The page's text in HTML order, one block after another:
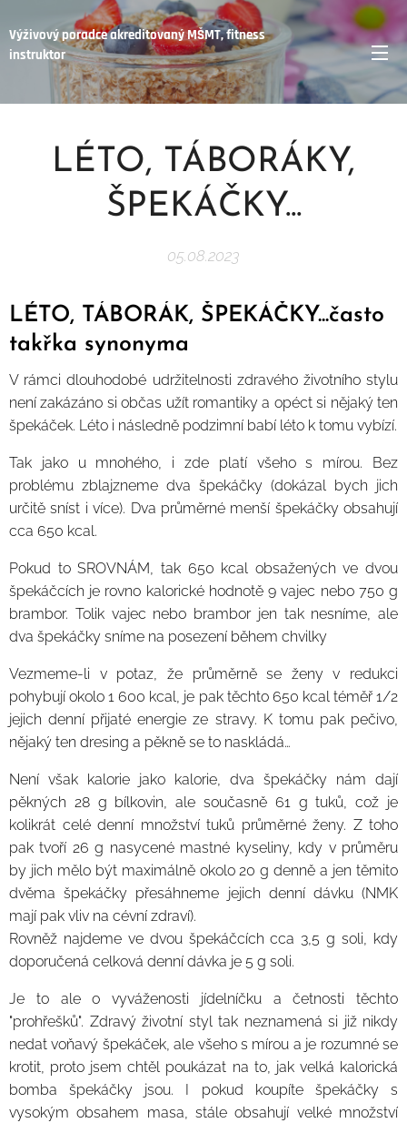
Výživový poradce akreditovaný MŠMT, fitness
instruktor
LÉTO, TÁBORÁKY,
ŠPEKÁČKY...
05.08.2023
LÉTO, TÁBORÁK, ŠPEKÁČKY...často
takřka synonyma 🔥
V rámci dlouhodobé udržitelnosti zdravého životního stylu
není zakázáno si občas užít romantiky a opéct si nějaký ten
špekáček. Léto i následně podzimní babí léto k tomu vybízí.
Tak jako u mnohého, i zde platí všeho s mírou. Bez
problému zblajzneme dva špekáčky (dokázal bych jich
určitě sníst i více). Dva průměrné menší špekáčky obsahují
cca 650 kcal.
Pokud to SROVNÁM, tak 650 kcal obsažených ve dvou
špekáčcích je rovno kalorické hodnotě 9 vajec nebo 750 g
brambor. Tolik vajec nebo brambor jen tak nesníme, ale
dva špekáčky sníme na posezení během chvilky 😉
Vezmeme-li v potaz, že průměrně se ženy v redukci
pohybují okolo 1 600 kcal, je pak těchto 650 kcal téměř 1/2
jejich denní přijaté energie ze stravy. K tomu pak pečivo,
nějaký ten dresing a pěkně se to naskládá…
Není však kalorie jako kalorie, dva špekáčky nám dají
pěkných 28 g bílkovin, ale současně 61 g tuků, což je
kolikrát celé denní množství tuků průměrné ženy. Z toho
pak tvoří 26 g nasycené mastné kyseliny, kdy v průměru
by jich mělo být maximálně okolo 20 g denně a jen těmito
dvěma špekáčky přesáhneme jejich denní dávku (NMK
mají pak vliv na cévní zdraví).
Rovněž najdeme ve dvou špekáčcích cca 3,5 g soli, kdy
doporučená celková denní dávka je 5 g soli.
Je to ale o vyváženosti jídelníčku a četnosti těchto
"prohřešků". Zdravý životní styl tak neznamená si již nikdy
nedat voňavý špekáček, ale všeho s mírou a je rozumné se
krotit, proto jsem chtěl poukázat na to, jak velká kalorická
bomba špekáčky jsou. I pokud koupíte špekáčky s
vysokým obsahem masa, stále obsahují velké množství